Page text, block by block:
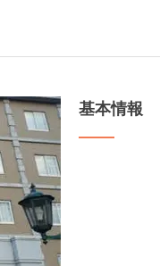
基本情報